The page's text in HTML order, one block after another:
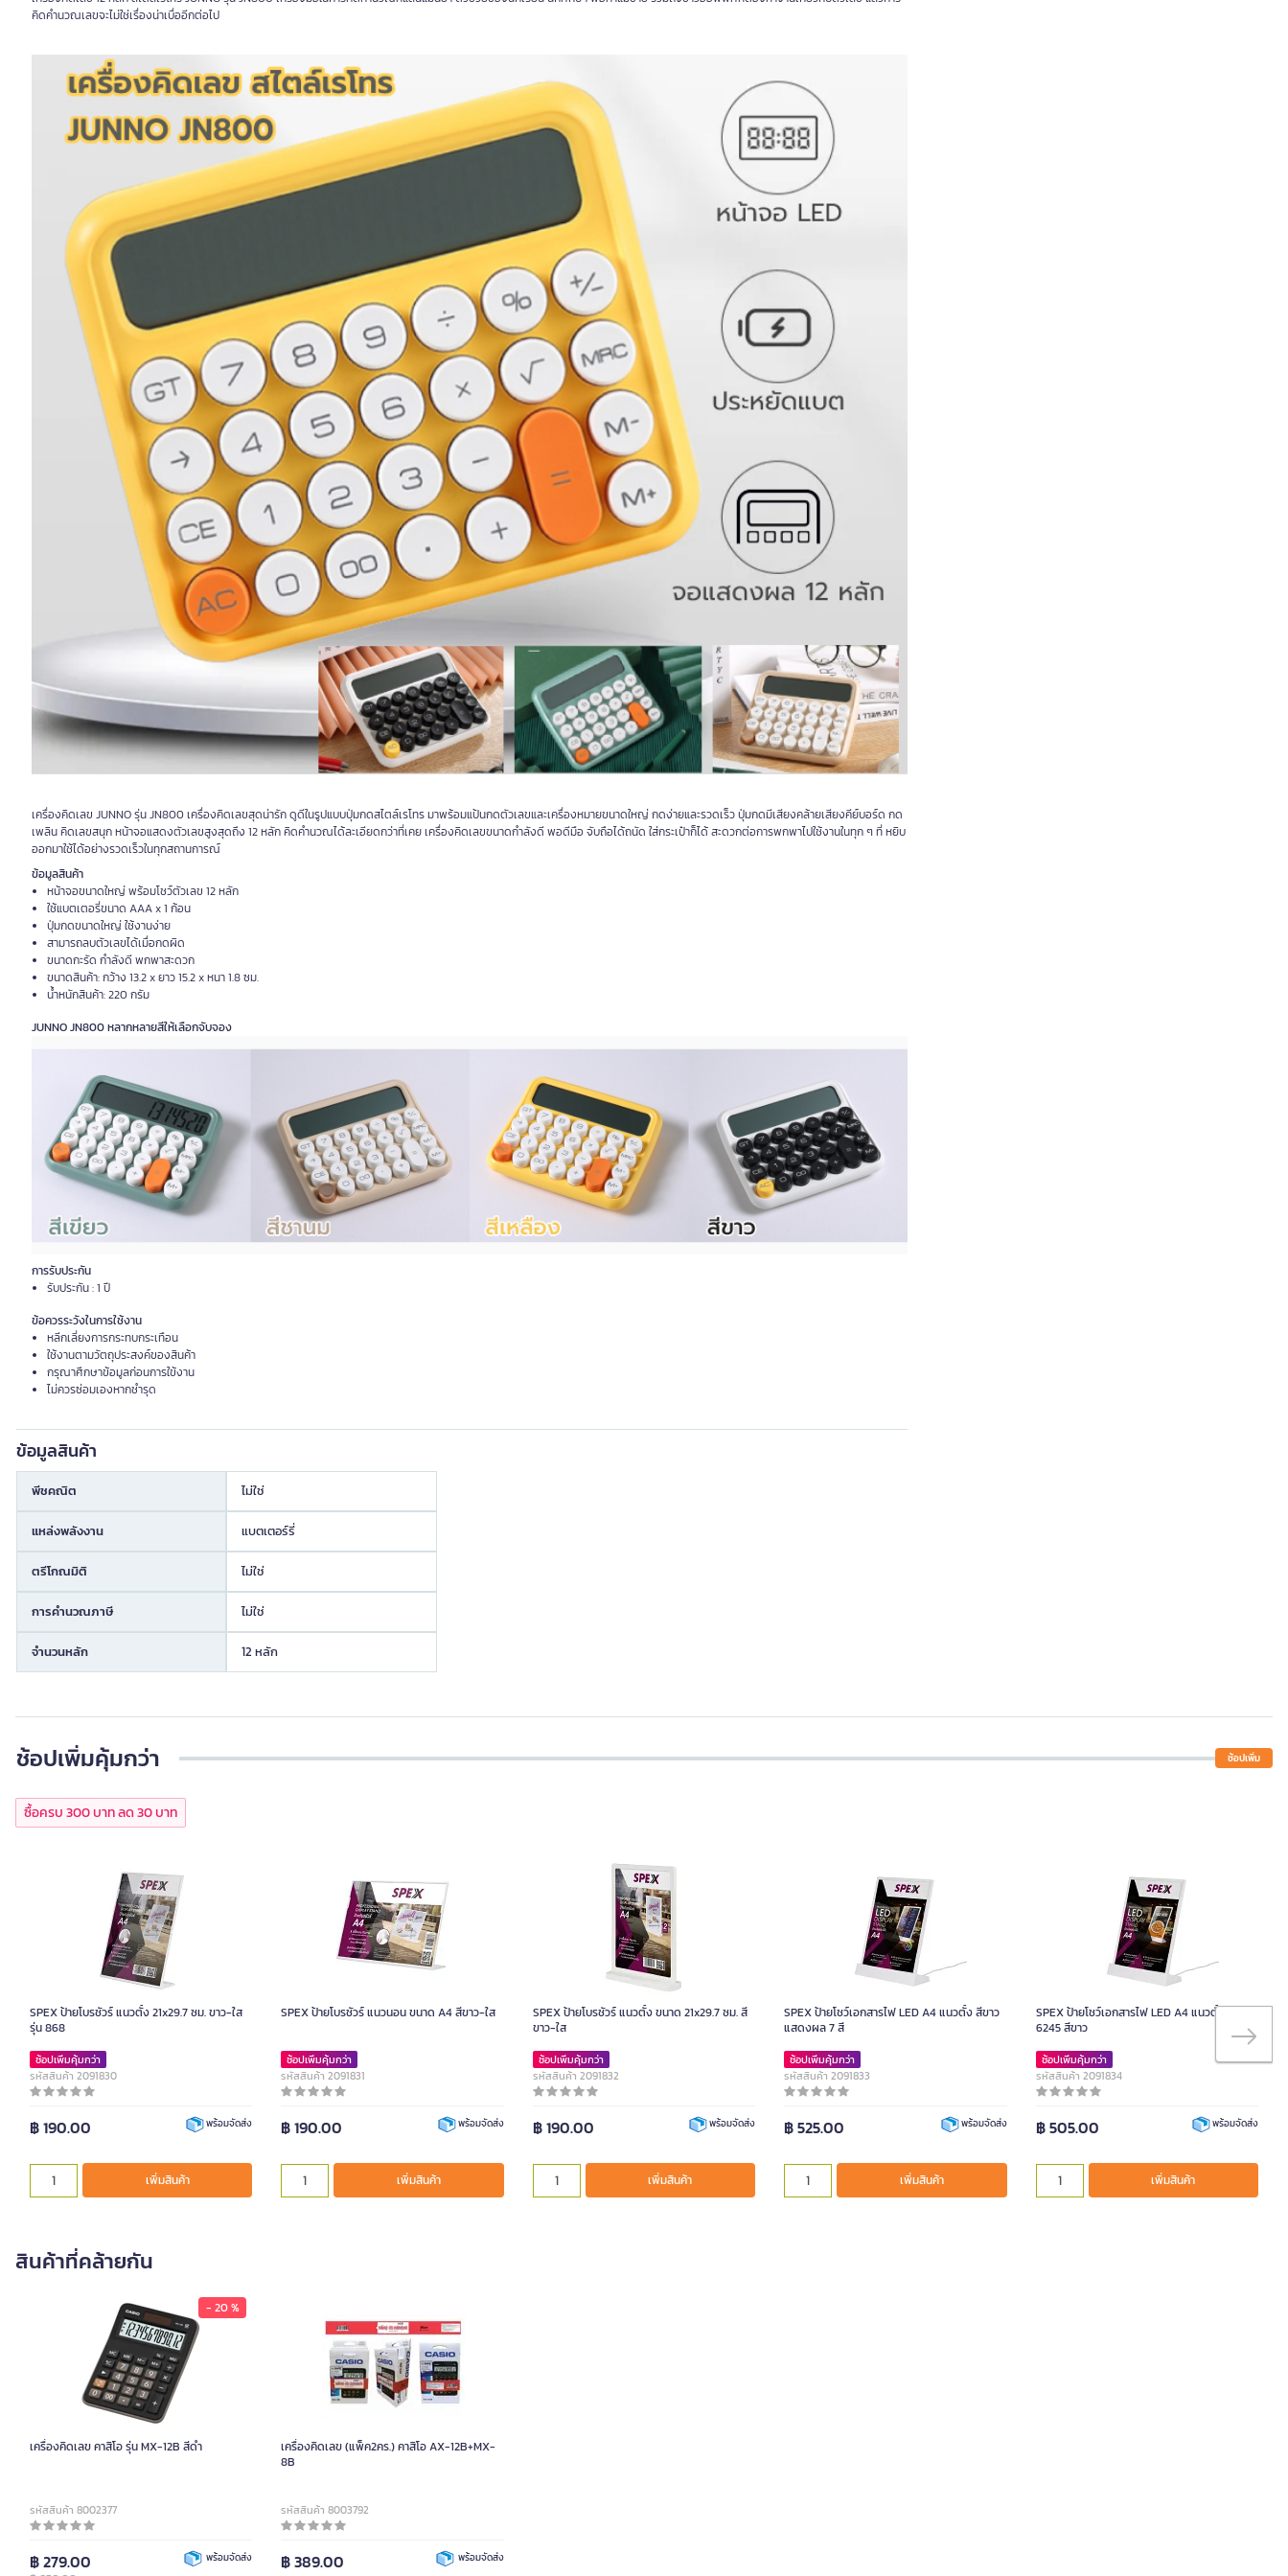
คิดคำนวณเลขจะไม่ใช่เรื่องน่าเบื่ออีกต่อไป
เครื่องคิดเลข JUNNO รุ่น JN800 เครื่องคิดเลขสุดน่ารัก ดูดีในรูปแบบปุ่มกดสไตล์เรโทร มาพร้อมแป้นกดตัวเลขและเครื่องหมายขนาดใหญ่ กดง่ายและรวดเร็ว ปุ่มกดมีเสียงคล้ายเสียงคีย์บอร์ด กด
เพลิน คิดเลขสนุก หน้าจอแสดงตัวเลขสูงสุดถึง 12 หลัก คิดคำนวณได้ละเอียดกว่าที่เคย เครื่องคิดเลขขนาดกำลังดี พอดีมือ จับถือได้ถนัด ใส่กระเป๋าก็ได้ สะดวกต่อการพกพาไปใช้งานในทุก ๆ ที่ หยิบ
ออกมาใช้ได้อย่างรวดเร็วในทุกสถานการณ์
ข้อมูลสินค้า
หน้าจอขนาดใหญ่ พร้อมโชว์ตัวเลข 12 หลัก
ใช้แบตเตอรี่ขนาด AAA x 1 ก้อน
ปุ่มกดขนาดใหญ่ ใช้งานง่าย
สามารถลบตัวเลขได้เมื่อกดผิด
ขนาดกะรัด กำลังดี พกพาสะดวก
ขนาดสินค้า: กว้าง 13.2 x ยาว 15.2 x หนา 1.8 ซม.
น้ำหนักสินค้า: 220 กรัม
JUNNO JN800 หลากหลายสีให้เลือกจับจอง
การรับประกัน
รับประกัน : 1 ปี
ข้อควรระวังในการใช้งาน
หลีกเลี่ยงการกระทบกระเทือน
ใช้งานตามวัตถุประสงค์ของสินค้า
กรุณาศึกษาข้อมูลก่อนการใข้งาน
ไม่ควรซ่อมเองหากชำรุด
ข้อมูลสินค้า
พีชคณิต ไม่ใช่
แหล่งพลังงาน แบตเตอร์รี่
ตรีโกณมิติ ไม่ใช่
การคำนวณภาษี ไม่ใช่
จำนวนหลัก 12 หลัก
ช้อปเพิ่มคุ้มกว่า ช้อปเพิ่ม
ซื้อครบ 300 บาท ลด 30 บาท
SPEX ป้ายโบรชัวร์ แนวตั้ง 21x29.7 ซม. ขาว-ใส
รุ่น 868
ช้อปเพิ่มคุ้มกว่า
รหัสสินค้า 2091830
฿ 190.00 พร้อมจัดส่ง
เพิ่มสินค้า
SPEX ป้ายโบรชัวร์ แนวนอน ขนาด A4 สีขาว-ใส
ช้อปเพิ่มคุ้มกว่า
รหัสสินค้า 2091831
฿ 190.00 พร้อมจัดส่ง
เพิ่มสินค้า
SPEX ป้ายโบรชัวร์ แนวตั้ง ขนาด 21x29.7 ซม. สี
ขาว-ใส
ช้อปเพิ่มคุ้มกว่า
รหัสสินค้า 2091832
฿ 190.00 พร้อมจัดส่ง
เพิ่มสินค้า
SPEX ป้ายโชว์เอกสารไฟ LED A4 แนวตั้ง สีขาว
แสดงผล 7 สี
ช้อปเพิ่มคุ้มกว่า
รหัสสินค้า 2091833
฿ 525.00 พร้อมจัดส่ง
เพิ่มสินค้า
SPEX ป้ายโชว์เอกสารไฟ LED A4 แนวตั้ง รุ่น
6245 สีขาว
ช้อปเพิ่มคุ้มกว่า
รหัสสินค้า 2091834
฿ 505.00 พร้อมจัดส่ง
เพิ่มสินค้า
สินค้าที่คล้ายกัน
- 20 %
เครื่องคิดเลข คาสิโอ รุ่น MX-12B สีดำ
รหัสสินค้า 8002377
฿ 279.00 พร้อมจัดส่ง
เครื่องคิดเลข (แพ็ค2คร.) คาสิโอ AX-12B+MX-
8B
รหัสสินค้า 8003792
฿ 389.00 พร้อมจัดส่ง